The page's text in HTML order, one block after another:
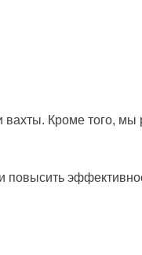
вахты. Кроме того,